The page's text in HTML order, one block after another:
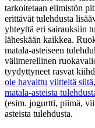
tarkoitetaan elimistön
erittävät tulehdusta
yhteyttä eri sairauksiin
läheskään kaikkea.
matala-asteiseen
välimerellinen
tyydyttyneet rasvat
ole havaittu viitteitä
matala-asteista
(esim. jogurtti, piimä,
asteista tulehdusta.